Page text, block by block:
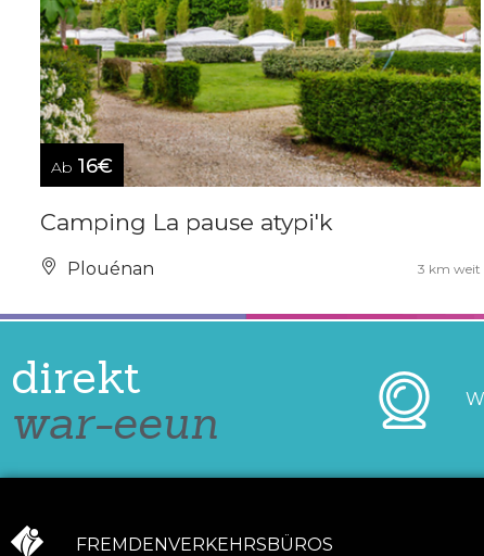
Ab 16€
Camping La pause atypi'k
Plouénan 3 km weit
direkt
war-eeun
FREMDENVERKEHRSBÜROS